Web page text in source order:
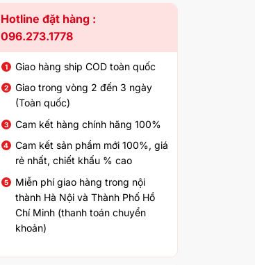
Hotline đặt hàng :
096.273.1778
Giao hàng ship COD toàn quốc
Giao trong vòng 2 đến 3 ngày
(Toàn quốc)
Cam kết hàng chính hãng 100%
Cam kết sản phẩm mới 100%, giá
rẻ nhất, chiết khấu % cao
Miễn phí giao hàng trong nội
thành Hà Nội và Thành Phố Hồ
Chí Minh (thanh toán chuyển
khoản)